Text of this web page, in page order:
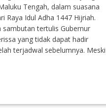
Tengah, dalam suasana
Raya Idul Adha 1447 Hijriah.
tertulis Gubernur
yang tidak dapat hadir
terjadwal sebelumnya. Meski